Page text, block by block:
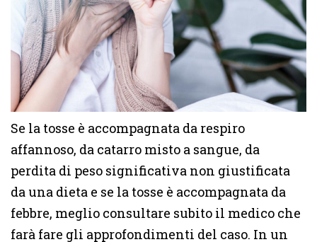
Se la tosse è accompagnata da respiro
affannoso, da catarro misto a sangue, da
perdita di peso significativa non giustificata
da una dieta e se la tosse è accompagnata da
febbre, meglio consultare subito il medico che
farà fare gli approfondimenti del caso. In un